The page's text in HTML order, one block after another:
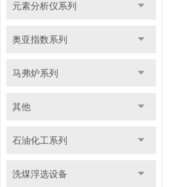
元素分析仪系列
奥亚指数系列
马弗炉系列
其他
石油化工系列
洗煤浮选设备